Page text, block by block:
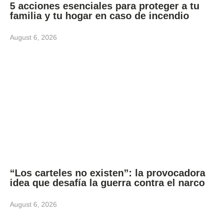
5 acciones esenciales para proteger a tu
familia y tu hogar en caso de incendio
August 6, 2026
“Los carteles no existen”: la provocadora
idea que desafía la guerra contra el narco
August 6, 2026